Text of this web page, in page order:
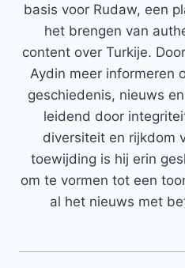
basis voor Rudaw, een
het brengen van
content over Turkije.
Aydin meer informeren
geschiedenis, nieuws
leidend door
diversiteit en rijkdom
toewijding is hij erin
om te vormen tot een
al het nieuws met